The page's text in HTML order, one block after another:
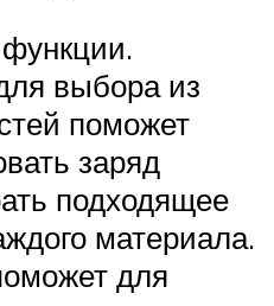
выбора из
поможет
заряд
подходящее
материала.
для